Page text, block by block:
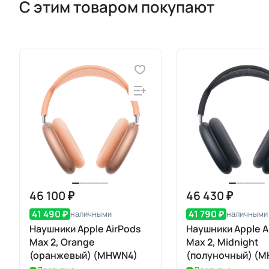
С этим товаром покупают
46 100 ₽
41 490 ₽ наличными
Наушники Apple AirPods
Max 2, Orange
(оранжевый) (MHWN4)
46 430 ₽
41 790 ₽ наличными
Наушники Apple
Max 2, Midnight
(полуночный)